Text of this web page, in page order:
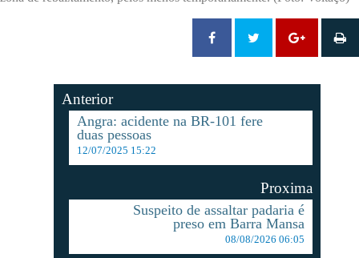
Anterior
Angra: acidente na BR-101 fere
duas pessoas
12/07/2025 15:22
Proxima
Suspeito de assaltar padaria é
preso em Barra Mansa
08/08/2026 06:05